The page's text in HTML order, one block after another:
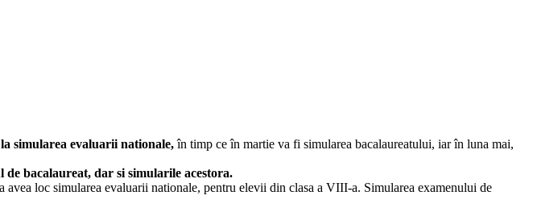
simularea evaluarii nationale,în timp ce în martie va fi simularea bacalaureatului, iar în luna mai,
bacalaureat, dar si simularile acestora.
loc simularea evaluarii nationale, pentru elevii din clasa a VIII-a. Simularea examenului de